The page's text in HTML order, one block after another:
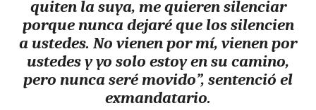
quiten la suya, me quieren silenciar
porque nunca dejaré que los silencien
a ustedes. No vienen por mí, vienen por
ustedes y yo solo estoy en su camino,
pero nunca seré movido”, sentenció el
exmandatario.